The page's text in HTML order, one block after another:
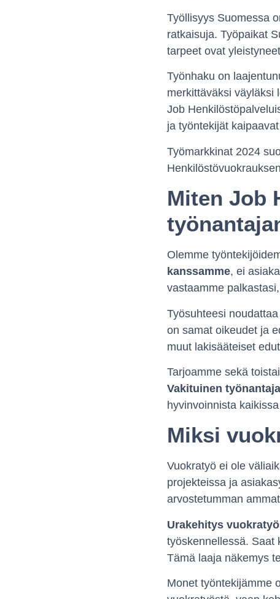
Työllisyys Suomessa
ratkaisuja. Työpaikat
tarpeet ovat
Työnhaku on
merkittäväksi väyläksi
Job
ja työntekijät
Työmarkkinat 2024
Miten Job
Olemme
kanssamme, ei
vastaamme
Työsuhteesi
on samat oikeudet ja
muut lakisääteiset
Tarjoamme sekä
Vakituinen työnantaja
hyvinvoinnista
Miksi
Vuokratyö ei ole
projekteissa ja
arvostetumman
Urakehitys
työskennellessä. Saat
Tämä laaja näkemys
Monet työntekijämme